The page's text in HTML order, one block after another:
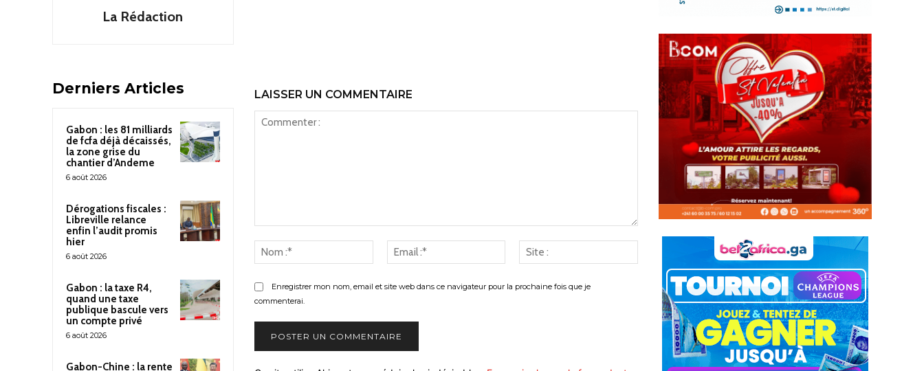
La Rédaction
Derniers Articles
Gabon : les 81 milliards
de fcfa déjà décaissés,
la zone grise du
chantier d’Andeme
6 août 2026
Dérogations fiscales :
Libreville relance
enfin l’audit promis
hier
6 août 2026
Gabon : la taxe R4,
quand une taxe
publique bascule vers
un compte privé
6 août 2026
Gabon-Chine : la rente
LAISSER UN COMMENTAIRE
:*
Email
:*
:
Enregistrer mon nom, email et site web dans ce navigateur pour la prochaine fois que je
commenterai.